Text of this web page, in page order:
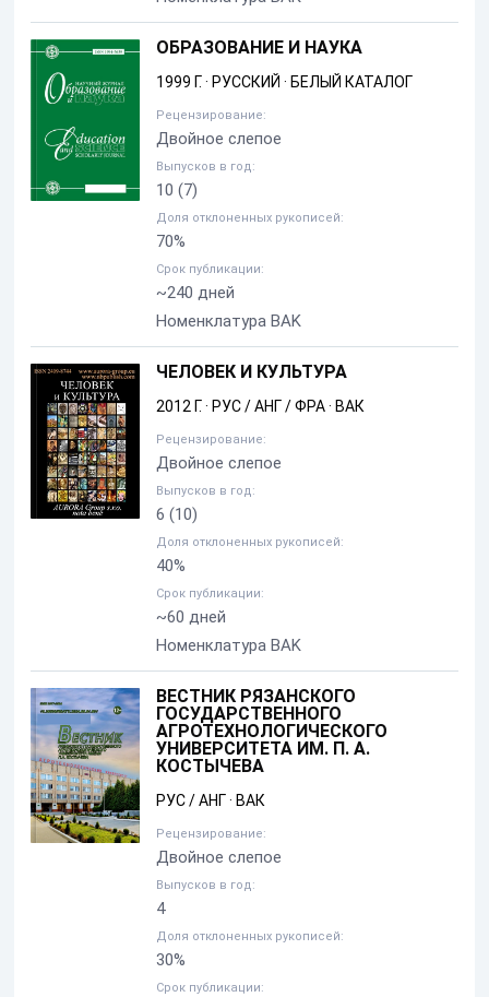
ОБРАЗОВАНИЕ И НАУКА
1999 Г.· РУССКИЙ · БЕЛЫЙ КАТАЛОГ
Рецензирование:
Двойное слепое
Выпусков в год:
10 (7)
Доля отклоненных рукописей:
70%
Срок публикации:
~240 дней
Номенклатура BAK
ЧЕЛОВЕК И КУЛЬТУРА
2012 Г.· РУС / АНГ / ФРА· ВАК
Рецензирование:
Двойное слепое
Выпусков в год:
6 (10)
Доля отклоненных рукописей:
40%
Срок публикации:
~60 дней
Номенклатура BAK
ВЕСТНИК РЯЗАНСКОГО
ГОСУДАРСТВЕННОГО
АГРОТЕХНОЛОГИЧЕСКОГО
УНИВЕРСИТЕТА ИМ. П. А.
КОСТЫЧЕВА
РУС / АНГ· ВАК
Рецензирование:
Двойное слепое
Выпусков в год:
4
Доля отклоненных рукописей:
30%
Срок публикации: